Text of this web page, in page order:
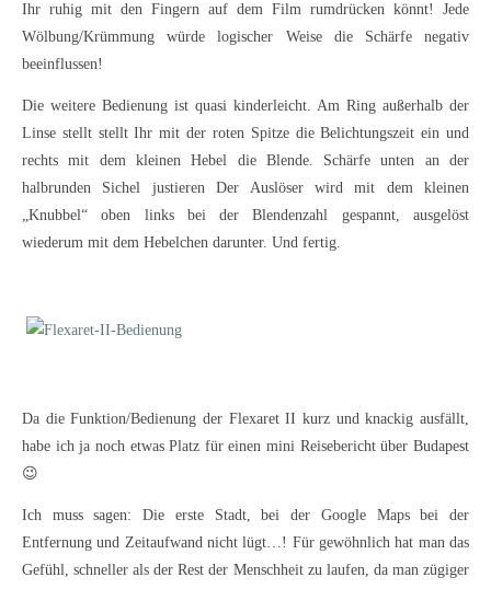
Ihr ruhig mit den Fingern auf dem Film rumdrücken könnt! Jede
Wölbung/Krümmung würde logischer Weise die Schärfe negativ
beeinflussen!
Die weitere Bedienung ist quasi kinderleicht. Am Ring außerhalb der
Linse stellt stellt Ihr mit der roten Spitze die Belichtungszeit ein und
rechts mit dem kleinen Hebel die Blende. Schärfe unten an der
halbrunden Sichel justieren Der Auslöser wird mit dem kleinen
„Knubbel“ oben links bei der Blendenzahl gespannt, ausgelöst
wiederum mit dem Hebelchen darunter. Und fertig.
Da die Funktion/Bedienung der Flexaret II kurz und knackig ausfällt,
habe ich ja noch etwas Platz für einen mini Reisebericht über Budapest
😉
Ich muss sagen: Die erste Stadt, bei der Google Maps bei der
Entfernung und Zeitaufwand nicht lügt…! Für gewöhnlich hat man das
Gefühl, schneller als der Rest der Menschheit zu laufen, da man zügiger